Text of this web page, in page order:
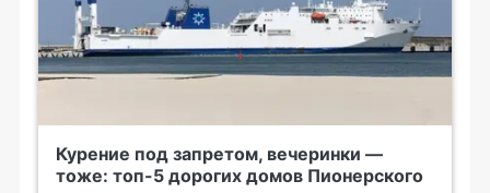
Курение под запретом, вечеринки —
тоже: топ-5 дорогих домов Пионерского